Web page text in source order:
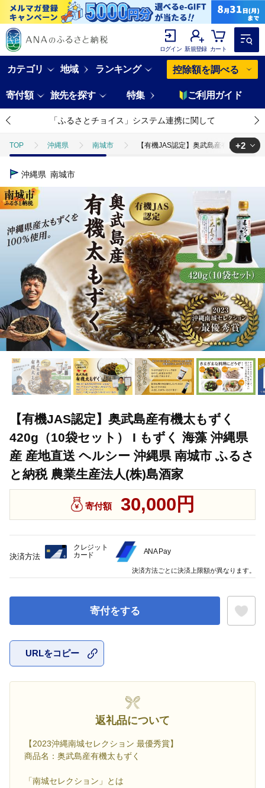
ログイン 新規登録 カート
カテゴリ 地域 ランキング 控除額を調べる
寄付額 旅先を探す 特集 ご利用ガイド
「ふるさとチョイス」システム連携に関して
TOP 沖縄県 南城市 【有機JAS認定】奥武島産有機太もず
TOP
TOP 【有機JAS認定】奥武
+2
沖縄県 南城市
【有機JAS認定】奥武島産有機太もずく
420g（10袋セット） I もずく 海藻 沖縄県
産 産地直送 ヘルシー 沖縄県 南城市 ふるさ
と納税 農業生産法人(株)島酒家
寄付額 30,000円
寄付をする
URLをコピー
返礼品について
【2023沖縄南城セレクション 最優秀賞】
商品名：奥武島産有機太もずく
「南城セレクション」とは
決済方法
クレジット
カード
ANA Pay
決済方法ごとに決済上限額が異なります。